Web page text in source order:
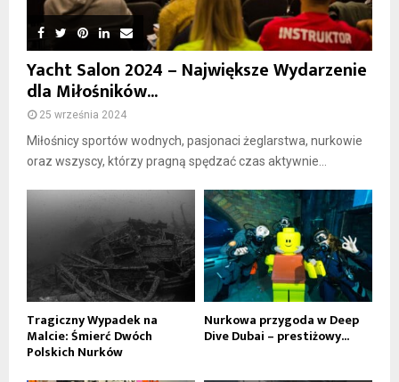
Yacht Salon 2024 – Największe Wydarzenie
dla Miłośników...
25 września 2024
Miłośnicy sportów wodnych, pasjonaci żeglarstwa, nurkowie
oraz wszyscy, którzy pragną spędzać czas aktywnie...
Tragiczny Wypadek na
Malcie: Śmierć Dwóch
Polskich Nurków
Nurkowa przygoda w Deep
Dive Dubai – prestiżowy...